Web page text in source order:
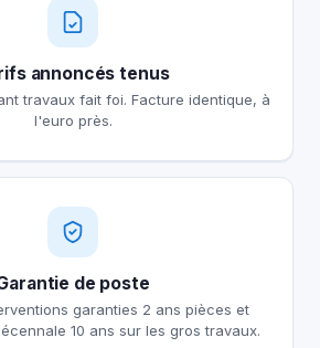
annoncés tenus
travaux fait foi. Facture identique, à
l'euro près.
de poste
garanties 2 ans pièces et
10 ans sur les gros travaux.